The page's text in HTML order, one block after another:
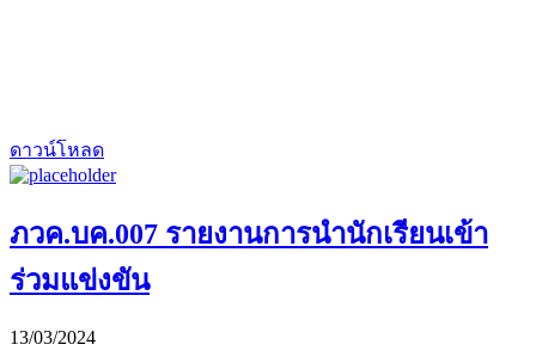
ดาวน์โหลด
ภวค.บค.007 รายงานการนำนักเรียนเข้า
ร่วมแข่งขัน
13/03/2024